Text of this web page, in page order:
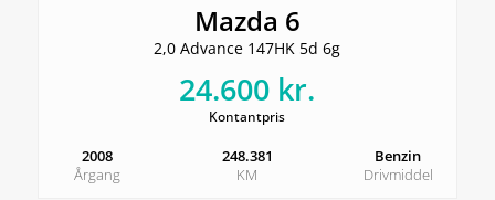
Mazda 6
2,0 Advance 147HK 5d 6g
24.600 kr.
Kontantpris
2008
Årgang
248.381
KM
Benzin
Drivmiddel